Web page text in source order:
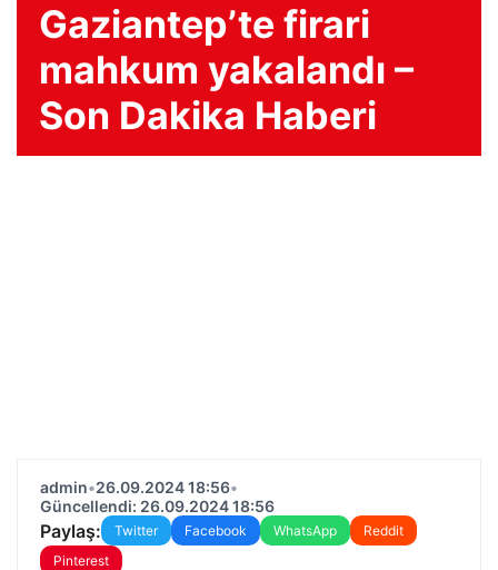
Gaziantep’te firari
mahkum yakalandı –
Son Dakika Haberi
admin•26.09.2024 18:56•
Güncellendi: 26.09.2024 18:56
Paylaş: Twitter Facebook WhatsApp
Reddit
Pinterest